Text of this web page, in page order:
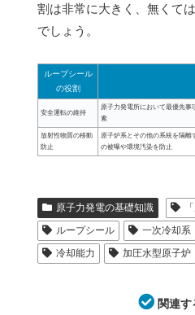
割は非常に大きく、無くて
でしょう。
ループシール
の役割
安全運転の維持
原子力発電所において最優先
素
放射性物質の移動
防止
原子炉系とその他の系統を隔
の被曝や環境汚染を防止
原子力発電の基礎知識
ループシール
一次冷却系
冷却能力
加圧水型原子炉
関連す